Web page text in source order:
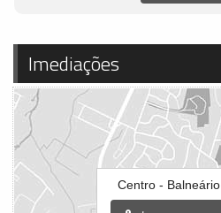
Imediações
Centro -